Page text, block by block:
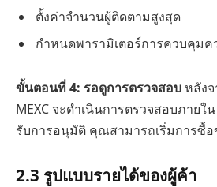
ตั้งค่าจำนวนผู้ติดตามสูงสุด
กำหนดพารามิเตอร์การควบคุมค
ขั้นตอนที่ 4: รอดูการตรวจสอบหลัง
MEXC จะดำเนินการตรวจสอบภายใ
รับการอนุมัติ คุณสามารถเริ่มการซื้อ
2.3 รูปแบบรายได้ของผู้ค้า